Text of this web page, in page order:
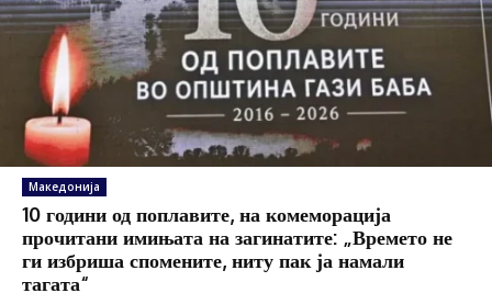
Македонија
10 години од поплавите, на комеморација
прочитани имињата на загинатите: „Времето не
ги избриша спомените, ниту пак ја намали
тагата“